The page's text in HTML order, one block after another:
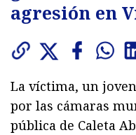
agresión en
La víctima, un
por las cámaras
pública de Caleta